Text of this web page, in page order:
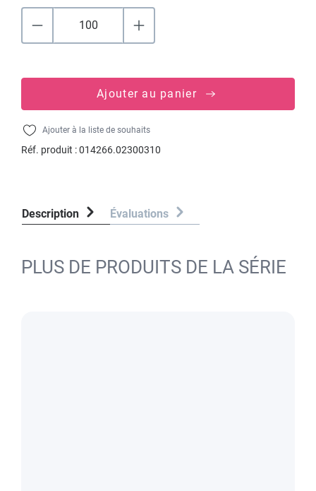
Ajouter au panier
Ajouter à la liste de souhaits
Réf. produit :014266.02300310
Description Évaluations
PLUS DE PRODUITS DE LA SÉRIE